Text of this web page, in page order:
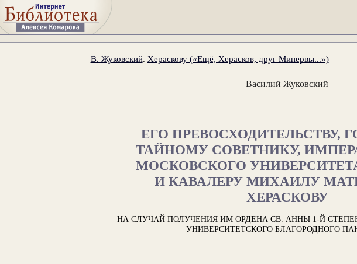
В. Жуковский. Хераскову («Ещё, Херасков, друг Минервы...»)
Василий Жуковский
ЕГО ПРЕВОСХОДИТЕЛЬСТВУ,
ТАЙНОМУ СОВЕТНИКУ,
МОСКОВСКОГО
И КАВАЛЕРУ МИХАИЛУ
ХЕРАСКОВУ
НА СЛУЧАЙ ПОЛУЧЕНИЯ ИМ ОРДЕНА СВ. АННЫ 1-Й
УНИВЕРСИТЕТСКОГО БЛАГОРОДНОГО